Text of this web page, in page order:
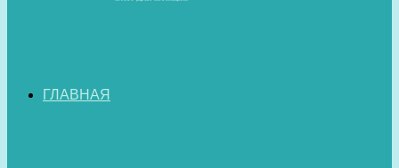
ГЛАВНАЯ